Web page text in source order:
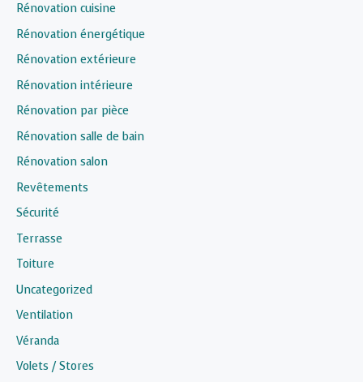
Rénovation cuisine
Rénovation énergétique
Rénovation extérieure
Rénovation intérieure
Rénovation par pièce
Rénovation salle de bain
Rénovation salon
Revêtements
Sécurité
Terrasse
Toiture
Uncategorized
Ventilation
Véranda
Volets / Stores